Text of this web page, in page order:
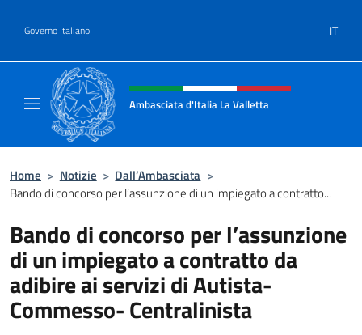
Governo Italiano IT
Intestazione sito, social e menù
Ambasciata d'Italia La Valletta
Home > Notizie > Dall’Ambasciata >
Bando di concorso per l’assunzione di un impiegato a contratto...
Bando di concorso per l’assunzione
di un impiegato a contratto da
adibire ai servizi di Autista-
Commesso- Centralinista